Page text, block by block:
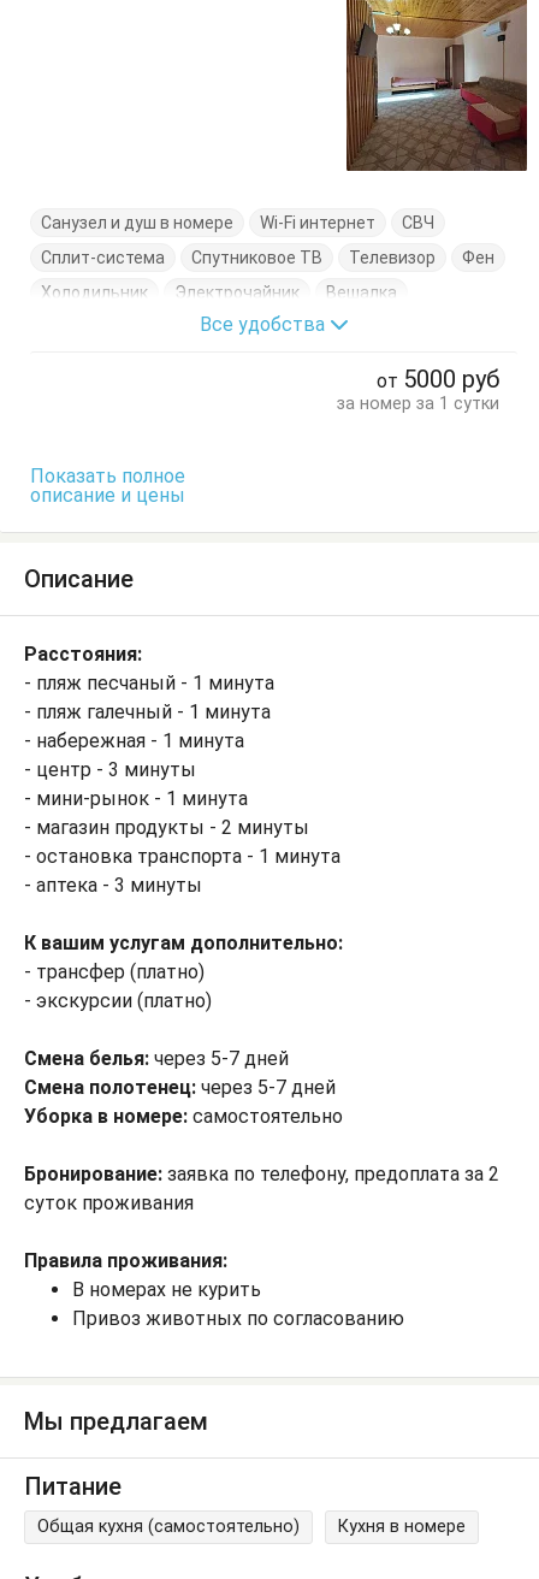
Санузел и душ в номере Wi-Fi интернет
СВЧ
Сплит-система
Спутниковое ТВ Телевизор
Фен
Холодильник
Электрочайник
Вешалка
Кровати односпальные
Тумбочки
Все удобства
от 5000 руб
за номер за 1 сутки
Показать полное
описание и цены
Описание
Расстояния:
- пляж песчаный - 1 минута
- пляж галечный - 1 минута
- набережная - 1 минута
- центр - 3 минуты
- мини-рынок - 1 минута
- магазин продукты - 2 минуты
- остановка транспорта - 1 минута
- аптека - 3 минуты
К вашим услугам дополнительно:
- трансфер (платно)
- экскурсии (платно)
Смена белья: через 5-7 дней
Смена полотенец: через 5-7 дней
Уборка в номере: самостоятельно
Бронирование: заявка по телефону, предоплата за 2
суток проживания
Правила проживания:
В номерах не курить
Привоз животных по согласованию
Мы предлагаем
Питание
Общая кухня (самостоятельно) Кухня в номере